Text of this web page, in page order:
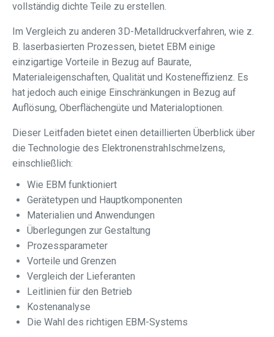
vollständig dichte Teile zu erstellen.
Im Vergleich zu anderen 3D-Metalldruckverfahren, wie z.
B. laserbasierten Prozessen, bietet EBM einige
einzigartige Vorteile in Bezug auf Baurate,
Materialeigenschaften, Qualität und Kosteneffizienz. Es
hat jedoch auch einige Einschränkungen in Bezug auf
Auflösung, Oberflächengüte und Materialoptionen.
Dieser Leitfaden bietet einen detaillierten Überblick über
die Technologie des Elektronenstrahlschmelzens,
einschließlich:
Wie EBM funktioniert
Gerätetypen und Hauptkomponenten
Materialien und Anwendungen
Überlegungen zur Gestaltung
Prozessparameter
Vorteile und Grenzen
Vergleich der Lieferanten
Leitlinien für den Betrieb
Kostenanalyse
Die Wahl des richtigen EBM-Systems